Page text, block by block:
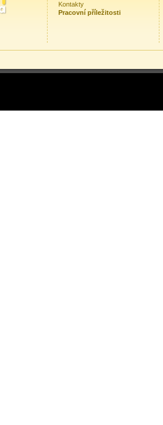
Kontakty
Pracovní příležitosti